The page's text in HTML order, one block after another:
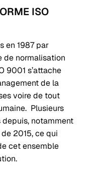
ISO
en 1987 par
de normalisation
9001 s’attache
de la
voire de tout
Plusieurs
notamment
2015, ce qui
cet ensemble